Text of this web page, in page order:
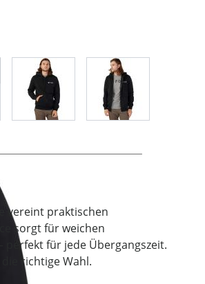
imageView larger imageView larger
vereint praktischen
sorgt für weichen
für jede Übergangszeit.
richtige Wahl.